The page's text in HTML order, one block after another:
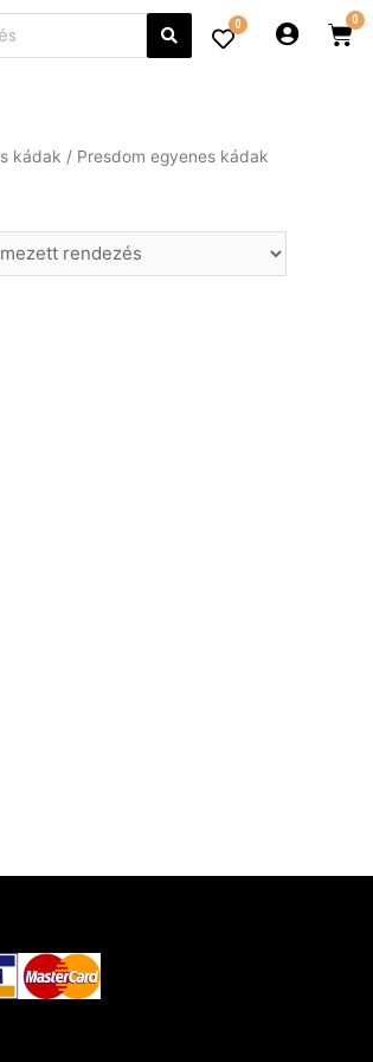
0
kádak / Presdom egyenes kádak